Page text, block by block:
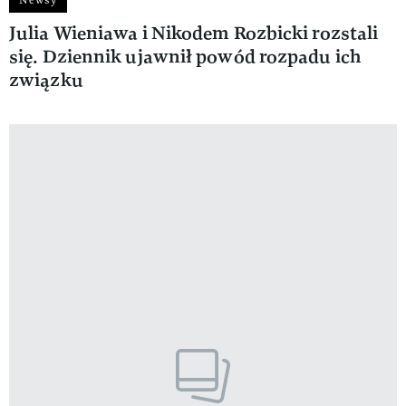
Julia Wieniawa i Nikodem Rozbicki rozstali
się. Dziennik ujawnił powód rozpadu ich
związku